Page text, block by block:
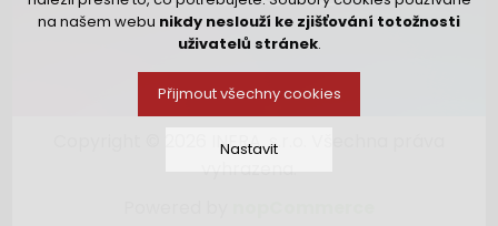
na našem webu nikdy neslouží ke zjišťování totožnosti
uživatelů stránek.
Přijmout všechny cookies
Nastavit
Copyright © 2026 INFRA, s.r.o. Všechna práva
vyhrazena.